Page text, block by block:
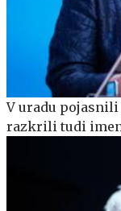
V uradu
razkrili tudi